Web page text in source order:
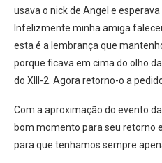
usava o nick de Angel e
Infelizmente minha amiga
esta é a lembrança que
porque ficava em cima do olho
do XIII-2. Agora retorno-o a
Com a aproximação do evento
bom momento para seu retorno
para que tenhamos sempre